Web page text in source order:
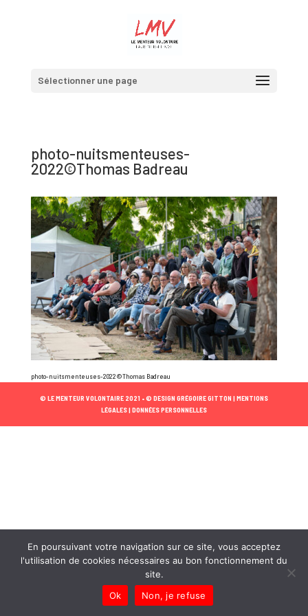
Sélectionner une page
photo-nuitsmenteuses-
2022©Thomas Badreau
photo-nuitsmenteuses-2022©Thomas Badreau
© LE MENTEUR VOLONTAIRE 2021 •© DESIGN GRÉGOIRE GITTON | MENTIONS
LÉGALES | DONNÉES PERSONNELLES
En poursuivant votre navigation sur ce site, vous acceptez
l'utilisation de cookies nécessaires au bon fonctionnement du
site.
Ok
Non, je refuse